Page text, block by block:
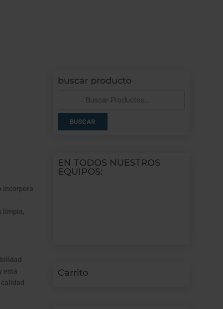
incorpora
limpia,
está
buscar producto
BUSCAR
EN TODOS NUESTROS
EQUIPOS:
Carrito